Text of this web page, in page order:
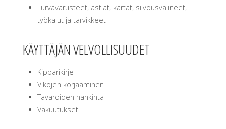
Turvavarusteet, astiat, kartat, siivousvälineet,
työkalut ja tarvikkeet
KÄYTTÄJÄN VELVOLLISUUDET
Kipparikirje
Vikojen korjaaminen
Tavaroiden hankinta
Vakuutukset